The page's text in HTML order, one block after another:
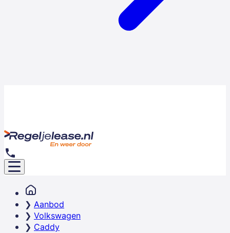
Aanbod
Volkswagen
Caddy